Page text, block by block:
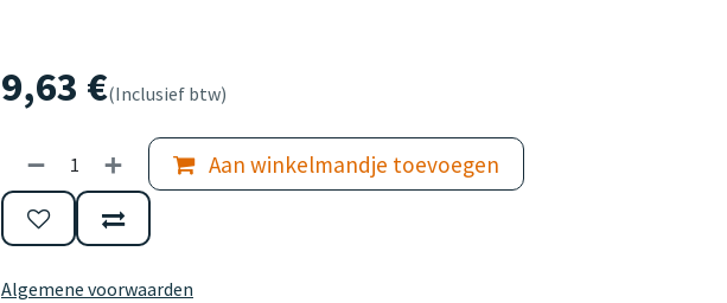
9,63 €(Inclusief btw)
Aan winkelmandje toevoegen
Algemene voorwaarden